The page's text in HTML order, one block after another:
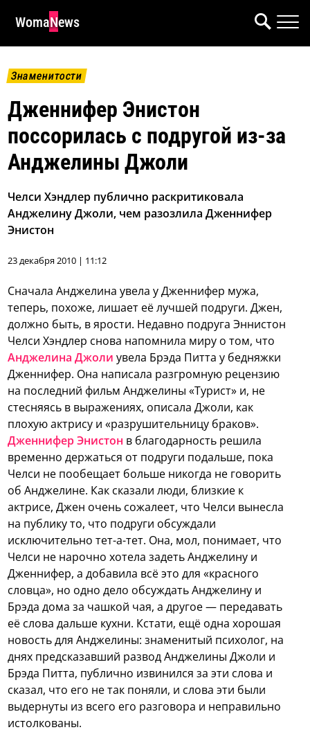
WomaNews
Знаменитости
Дженнифер Энистон
поссорилась с подругой из-за
Анджелины Джоли
Челси Хэндлер публично раскритиковала
Анджелину Джоли, чем разозлила Дженнифер
Энистон
23 декабря 2010 | 11:12
Сначала Анджелина увела у Дженнифер мужа,
теперь, похоже, лишает её лучшей подруги. Джен,
должно быть, в ярости. Недавно подруга Эннистон
Челси Хэндлер снова напомнила миру о том, что
Анджелина Джоли увела Брэда Питта у бедняжки
Дженнифер. Она написала разгромную рецензию
на последний фильм Анджелины «Турист» и, не
стесняясь в выражениях, описала Джоли, как
плохую актрису и «разрушительницу браков».
Дженнифер Энистон в благодарность решила
временно держаться от подруги подальше, пока
Челси не пообещает больше никогда не говорить
об Анджелине. Как сказали люди, близкие к
актрисе, Джен очень сожалеет, что Челси вынесла
на публику то, что подруги обсуждали
исключительно тет-а-тет. Она, мол, понимает, что
Челси не нарочно хотела задеть Анджелину и
Дженнифер, а добавила всё это для «красного
словца», но одно дело обсуждать Анджелину и
Брэда дома за чашкой чая, а другое — передавать
её слова дальше кухни. Кстати, ещё одна хорошая
новость для Анджелины: знаменитый психолог, на
днях предсказавший развод Анджелины Джоли и
Брэда Питта, публично извинился за эти слова и
сказал, что его не так поняли, и слова эти были
выдернуты из всего его разговора и неправильно
истолкованы.